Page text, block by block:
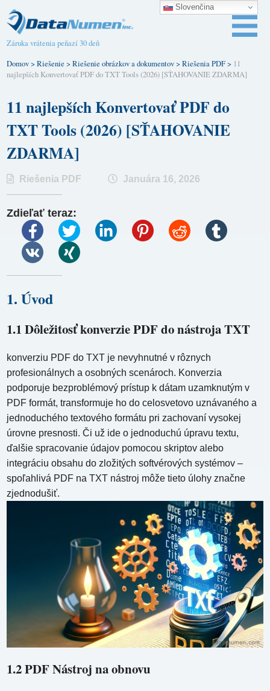
Záruka vrátenia peňazí 30 deň
Domov>Riešenie >Riešenie obrázkov a dokumentov>Riešenia PDF> 11
najlepších Konvertovať PDF do TXT Tools (2026) [SŤAHOVANIE ZDARMA]
11 najlepších Konvertovať PDF do
TXT Tools (2026) [SŤAHOVANIE
ZDARMA]
Riešenia PDF Januára 16, 2026
Zdieľať teraz:
1. Úvod
1.1 Dôležitosť konverzie PDF do nástroja TXT
konverziu PDF do TXT je nevyhnutné v rôznych
profesionálnych a osobných scenároch. Konverzia
podporuje bezproblémový prístup k dátam uzamknutým v
PDF formát, transformuje ho do celosvetovo uznávaného a
jednoduchého textového formátu pri zachovaní vysokej
úrovne presnosti. Či už ide o jednoduchú úpravu textu,
ďalšie spracovanie údajov pomocou skriptov alebo
integráciu obsahu do zložitých softvérových systémov –
spoľahlivá PDF na TXT nástroj môže tieto úlohy značne
zjednodušiť.
1.2 PDF Nástroj na obnovu
Slovenčina